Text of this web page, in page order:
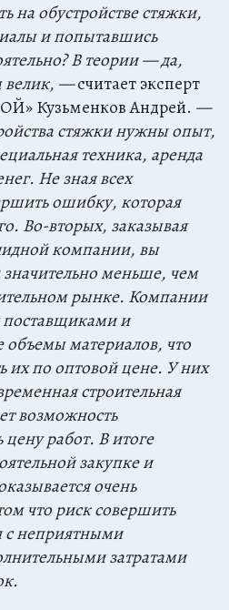
на обустройстве стяжки,
и попытавшись
В теории — да,
велик, —считает эксперт
Кузьменков Андрей. —
стяжки нужны опыт,
техника, аренда
Не зная всех
ошибку, которая
Во-вторых, заказывая
компании, вы
значительно меньше, чем
рынке. Компании
и
материалов, что
их по оптовой цене. У них
строительная
возможность
работ. В итоге
закупке и
очень
что риск совершить
с неприятными
затратами